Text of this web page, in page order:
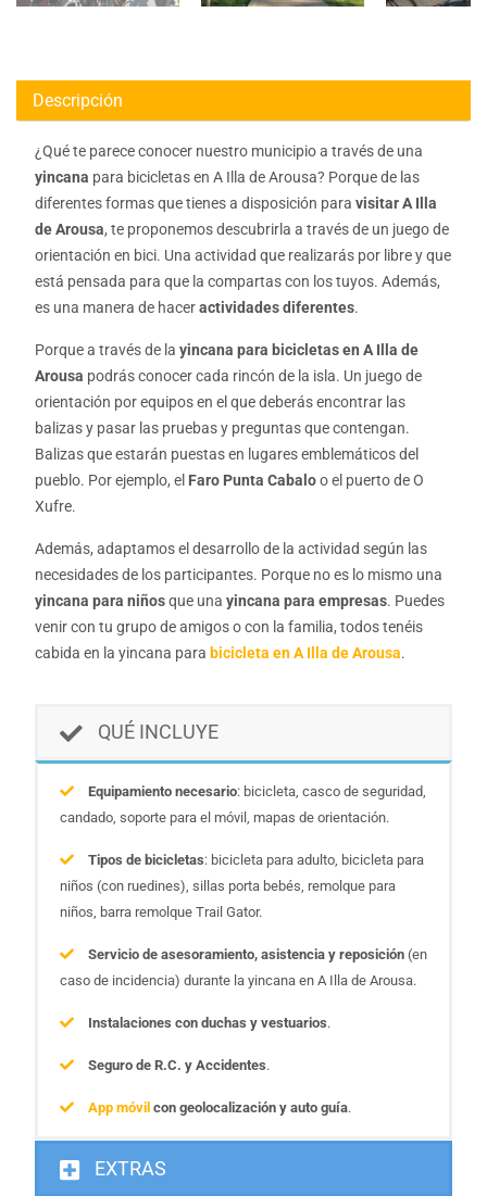
Descripción
¿Qué te parece conocer nuestro municipio a través de una
yincana para bicicletas en A Illa de Arousa? Porque de las
diferentes formas que tienes a disposición para visitar A Illa
de Arousa, te proponemos descubrirla a través de un juego de
orientación en bici. Una actividad que realizarás por libre y que
está pensada para que la compartas con los tuyos. Además,
es una manera de haceractividades diferentes.
Porque a través de la yincana para bicicletas en A Illa de
Arousa podrás conocer cada rincón de la isla. Un juego de
orientación por equipos en el que deberás encontrar las
balizas y pasar las pruebas y preguntas que contengan.
Balizas que estarán puestas en lugares emblemáticos del
pueblo. Por ejemplo, el Faro Punta Cabaloo el puerto de O
Xufre.
Además, adaptamos el desarrollo de la actividad según las
necesidades de los participantes. Porque no es lo mismo una
yincana para niñosque una yincana para empresas. Puedes
venir con tu grupo de amigos o con la familia, todos tenéis
cabida en la yincana para bicicleta en A Illa de Arousa.
QUÉ INCLUYE
Equipamiento necesario: bicicleta, casco de seguridad,
candado, soporte para el móvil, mapas de orientación.
Tipos de bicicletas: bicicleta para adulto, bicicleta para
niños (con ruedines), sillas porta bebés, remolque para
niños, barra remolque Trail Gator.
Servicio de asesoramiento, asistencia y reposición (en
caso de incidencia) durante la yincana en A Illa de Arousa.
Instalaciones con duchas y vestuarios.
Seguro de R.C. y Accidentes.
App móvil con geolocalización y auto guía.
EXTRAS